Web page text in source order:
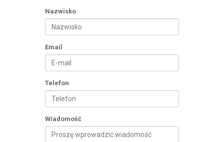
Nazwisko
Email
Telefon
Wiadomość